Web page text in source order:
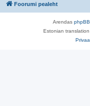
Foorumi pealeht
Arendas phpBB
Estonian